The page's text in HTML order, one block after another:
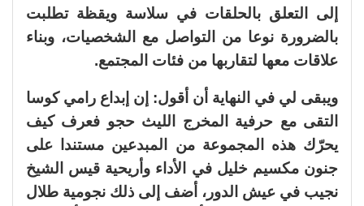
إلى التعلق بالحلقات في سلاسة ويقظة تطلبت
بالضرورة نوعا من التواصل مع الشخصيات، وبناء
علاقات معها لتقاربها من فئات المجتمع.
ويبقى لي في النهاية أن أقول: إن إبداع رامي كوسا
التقى مع حرفية المخرج الليث حجو فعرف كيف
يحرّك هذه المجموعة من المبدعين مستندا على
جنون مكسيم خليل في الأداء وأريحية قيس الشيخ
نجيب في عيش الدور، أضف إلى ذلك نجومية طلال